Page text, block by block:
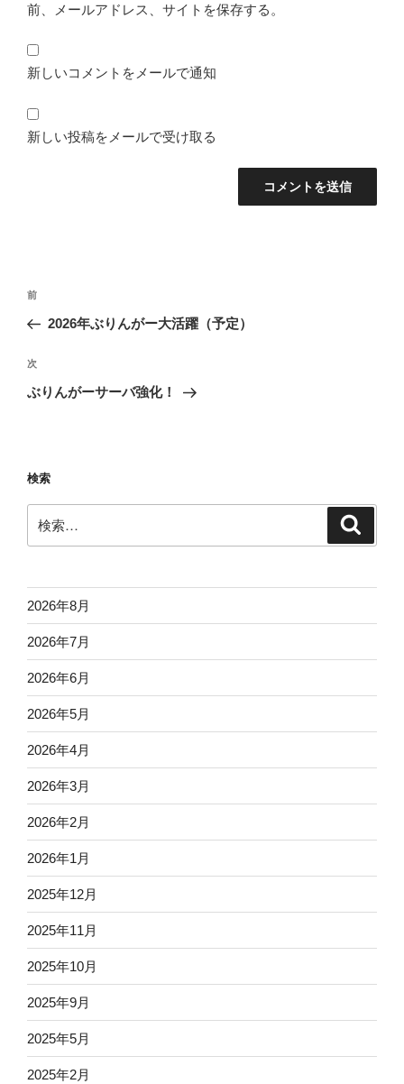
前、メールアドレス、サイトを保存する。
新しいコメントをメールで通知
新しい投稿をメールで受け取る
投
ナ
ビ
ゲ
ン
前
の
稿
前
2026年ぶりんがー大活躍（予定）
次
の
次
ぶりんがーサーバ強化！
検索
索:
2026年8月
2026年7月
2026年6月
2026年5月
2026年4月
2026年3月
2026年2月
2026年1月
2025年12月
2025年11月
2025年10月
2025年9月
2025年5月
2025年2月